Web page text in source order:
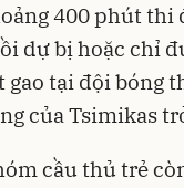
400 phút thi
dự bị hoặc chỉ
gao tại đội bóng
của Tsimikas
cầu thủ trẻ